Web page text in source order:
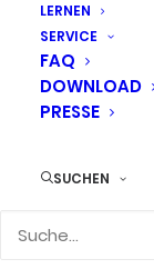
LERNEN
SERVICE
FAQ
DOWNLOAD
PRESSE
SUCHEN